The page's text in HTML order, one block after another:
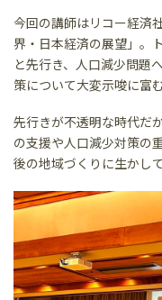
今回の講師はリコー経済
界・日本経済の展望」。
と先行き、人口減少問題
策について大変示唆に富
先行きが不透明な時代だ
の支援や人口減少対策の
後の地域づくりに生かし